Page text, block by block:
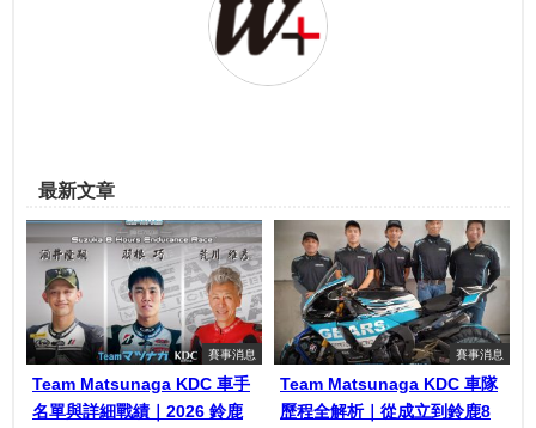
最新文章
賽事消息
Team Matsunaga KDC 車手
名單與詳細戰績｜2026 鈴鹿
賽事消息
Team Matsunaga KDC 車隊
歷程全解析｜從成立到鈴鹿8